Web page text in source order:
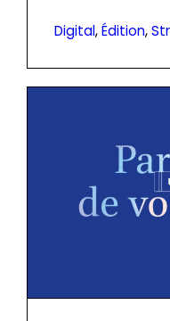
Digital, Édition,